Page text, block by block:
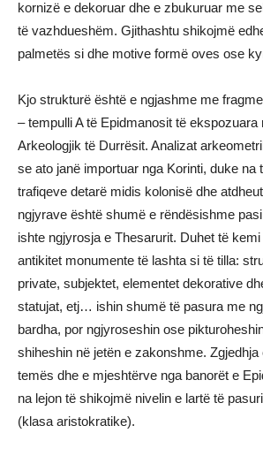
kornizë e dekoruar dhe e zbukuruar me
të vazhdueshëm. Gjithashtu shikojmë
palmetës si dhe motive formë oves ose
Kjo strukturë është e ngjashme me
– tempulli A të Epidmanosit të ekspozuara
Arkeologjik të Durrësit. Analizat
se ato janë importuar nga Korinti, duke na
trafiqeve detarë midis kolonisë dhe
ngjyrave është shumë e rëndësishme
ishte ngjyrosja e Thesarurit. Duhet të
antikitet monumente të lashta si të tilla:
private, subjektet, elementet dekorative
statujat, etj… ishin shumë të pasura me
bardha, por ngjyroseshin ose
shiheshin në jetën e zakonshme.
temës dhe e mjeshtërve nga banorët e
na lejon të shikojmë nivelin e lartë të
(klasa aristokratike).